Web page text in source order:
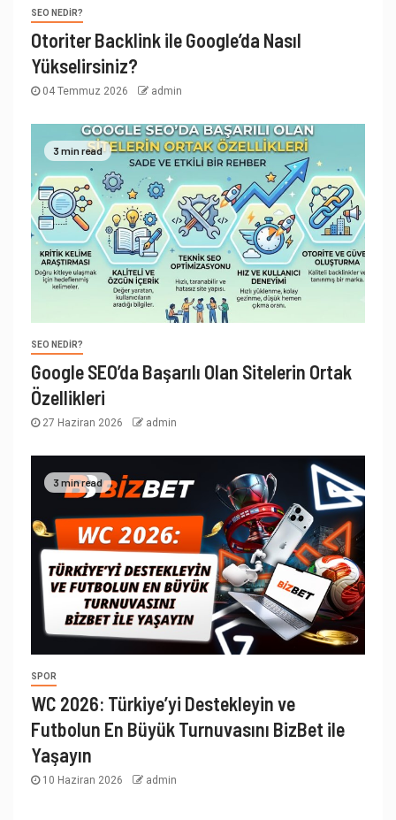
SEO NEDIR?
Otoriter Backlink ile Google’da Nasıl
Yükselirsiniz?
04 Temmuz 2026 admin
3 min read
SEO NEDIR?
Google SEO’da Başarılı Olan Sitelerin Ortak
Özellikleri
27 Haziran 2026 admin
3 min read
SPOR
WC 2026: Türkiye’yi Destekleyin ve
Futbolun En Büyük Turnuvasını BizBet ile
Yaşayın
10 Haziran 2026 admin